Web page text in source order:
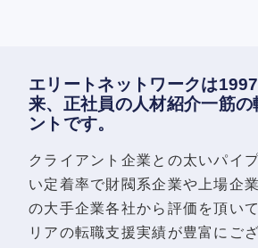
エリートネットワークは
来、正社員の人材紹介一筋の
ントです。
クライアント企業との太いパイ
い定着率で財閥系企業や上場企
の大手企業各社から評価を頂い
リアの転職支援実績が豊富にご